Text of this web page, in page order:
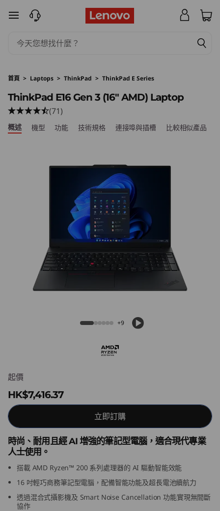
T
n
k
P
a
6
A
M
D
L
跳至主要內容
首頁 > Laptops > ThinkPad > ThinkPad E Series
ThinkPad E16 Gen 3 (16″ AMD) Laptop
(71)
概述 機型 功能 技術規格 連接埠與插槽 比較相似產品
+9
起價
HK$7,416.37
立即訂購
時尚、耐用且經 AI 增強的筆記型電腦，適合現代專業
人士使用。
搭載 AMD Ryzen™ 200 系列處理器的 AI 驅動智能效能
16 吋輕巧商務筆記型電腦，配備智能功能及超長電池續航力
透過混合式攝影機及 Smart Noise Cancellation 功能實現無間斷
協作